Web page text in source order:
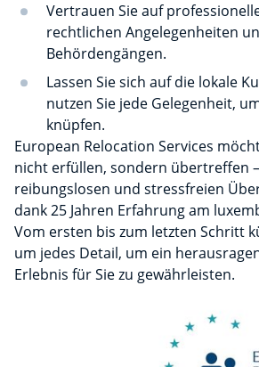
Vertrauen Sie auf
rechtlichen Angelegenheiten
Behördengängen.
Lassen Sie sich auf die lokale
nutzen Sie jede Gelegenheit,
knüpfen.
European Relocation Services
nicht erfüllen, sondern übertreffen
reibungslosen und stressfreien
dank 25 Jahren Erfahrung am
Vom ersten bis zum letzten Schritt
um jedes Detail, um ein
Erlebnis für Sie zu gewährleisten.